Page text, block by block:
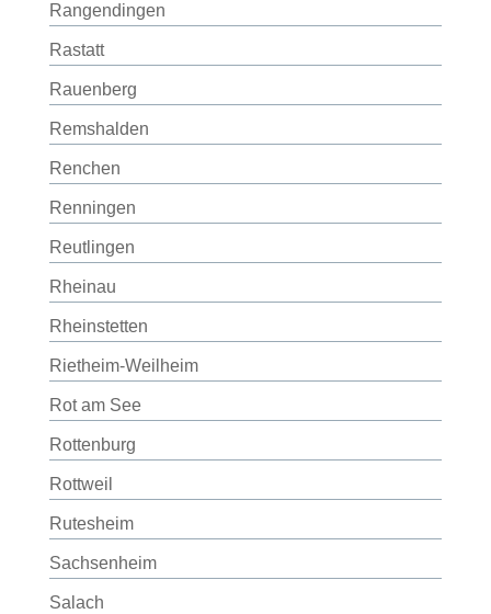
Rangendingen
Rastatt
Rauenberg
Remshalden
Renchen
Renningen
Reutlingen
Rheinau
Rheinstetten
Rietheim-Weilheim
Rot am See
Rottenburg
Rottweil
Rutesheim
Sachsenheim
Salach